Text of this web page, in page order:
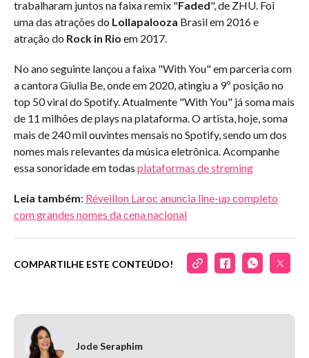
trabalharam juntos na faixa remix "Faded", de ZHU. Foi
uma das atrações do Lollapalooza Brasil em 2016 e
atração do Rock in Rio em 2017.
No ano seguinte lançou a faixa "With You" em parceria com
a cantora Giulia Be, onde em 2020, atingiu a 9º posição no
top 50 viral do Spotify. Atualmente "With You" já soma mais
de 11 milhões de plays na plataforma. O artista, hoje, soma
mais de 240 mil ouvintes mensais no Spotify, sendo um dos
nomes mais relevantes da música eletrônica. Acompanhe
essa sonoridade em todas plataformas de streming
Leia também: Réveillon Laroc anuncia line-up completo
com grandes nomes da cena nacional
COMPARTILHE ESTE CONTEÚDO!
Jode Seraphim